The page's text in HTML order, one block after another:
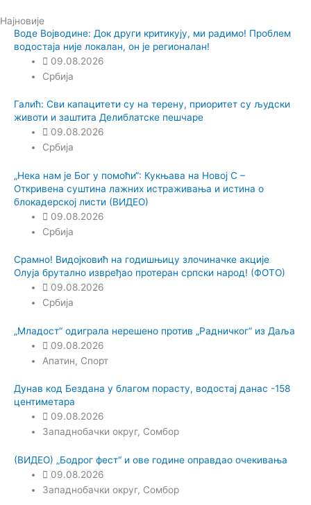
Најновије
Воде Војводине: Док други критикују, ми радимо! Проблем
водостаја није локалан, он је регионалан!
09.08.2026
Србија
Галић: Сви капацитети су на терену, приоритет су људски
животи и заштита Делиблатске пешчаре
09.08.2026
Србија
„Нека нам је Бог у помоћи“: Кукњава на Новој С –
Откривена суштина лажних истраживања и истина о
блокадерској листи (ВИДЕО)
09.08.2026
Србија
Срамно! Видојковић на годишњицу злочиначке акције
Олуја брутално извређао протеран српски народ! (ФОТО)
09.08.2026
Србија
„Младост“ одиграла нерешено против „Радничког“ из Даља
09.08.2026
Апатин, Спорт
Дунав код Бездана у благом порасту, водостај данас -158
центиметара
09.08.2026
Западнобачки округ, Сомбор
(ВИДЕО) „Бодрог фест“ и ове године оправдао очекивања
09.08.2026
Западнобачки округ, Сомбор